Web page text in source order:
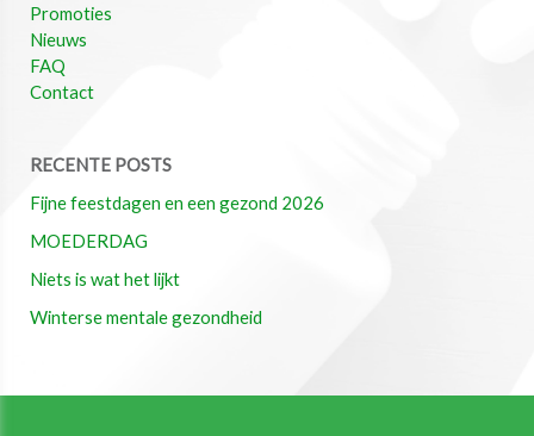
Promoties
Nieuws
FAQ
Contact
RECENTE POSTS
Fijne feestdagen en een gezond 2026
MOEDERDAG
Niets is wat het lijkt
Winterse mentale gezondheid